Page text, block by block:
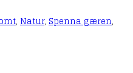
, Natur, Spenna gæren,